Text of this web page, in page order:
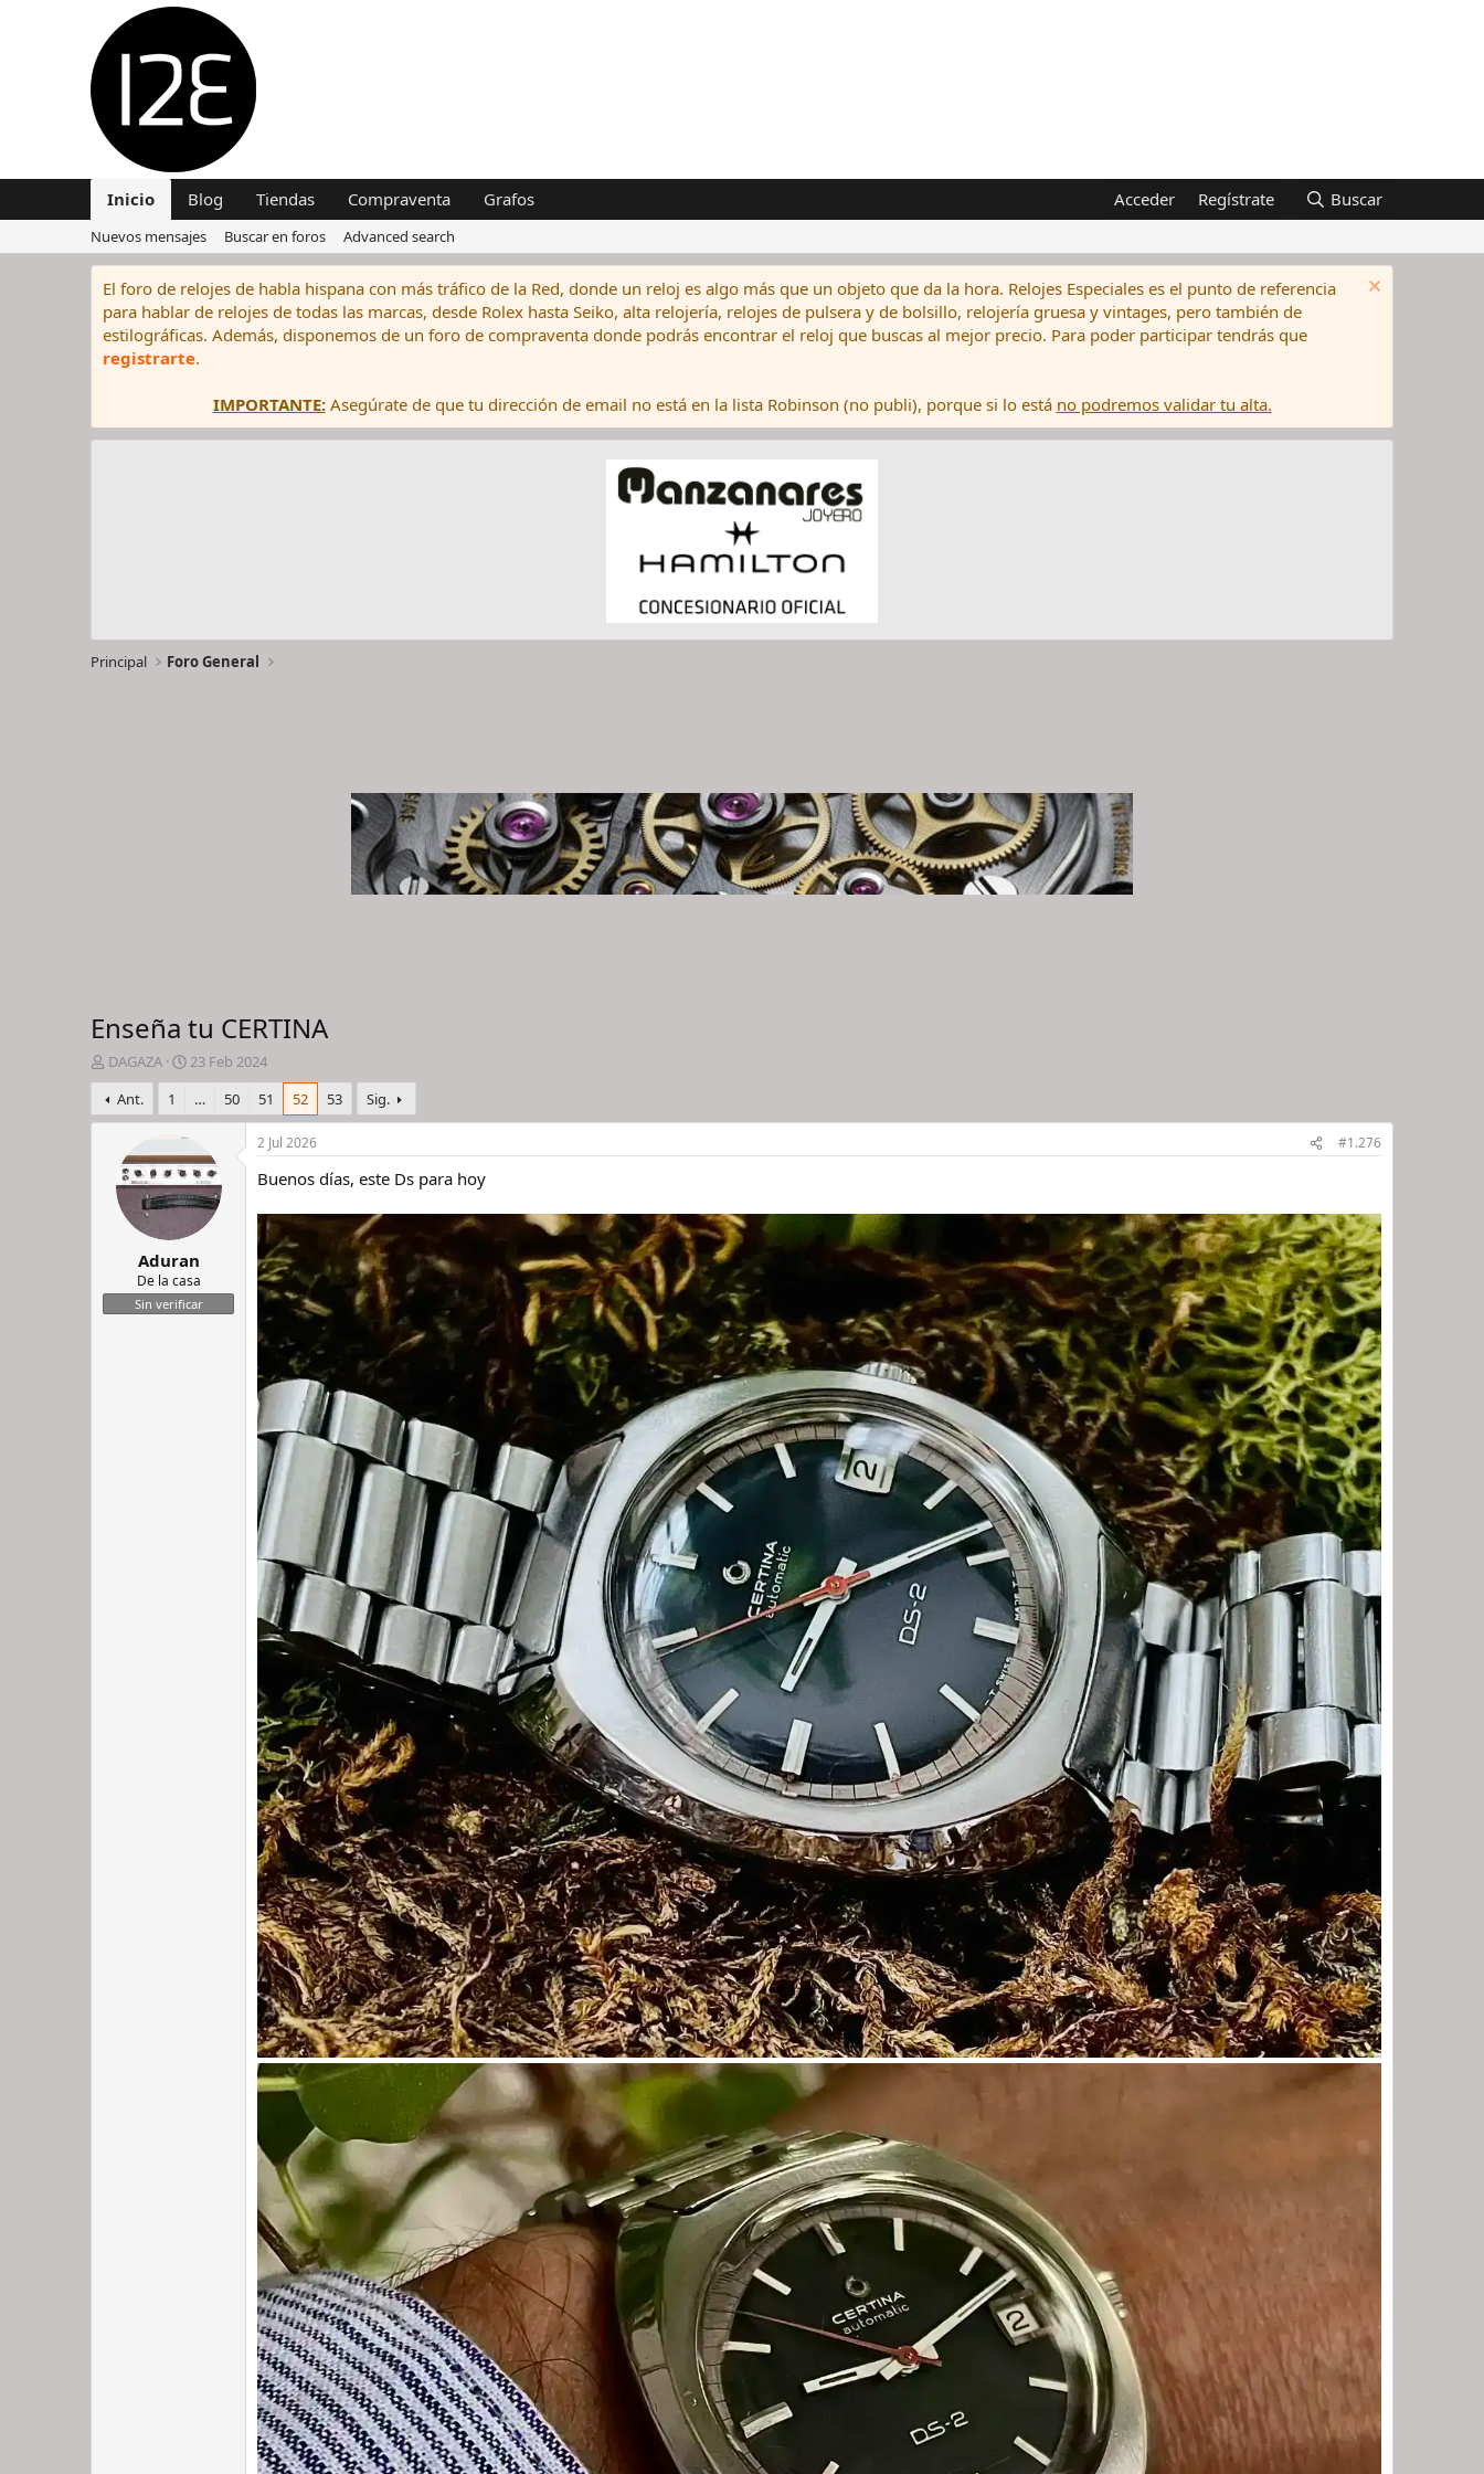
Inicio Blog Tiendas Compraventa Grafos Acceder Regístrate Buscar
Nuevos mensajes Buscar en foros Advanced search
El foro de relojes de habla hispana con más tráfico de la Red, donde un reloj es algo más que un objeto que da la hora. Relojes Especiales es el punto de referencia
para hablar de relojes de todas las marcas, desde Rolex hasta Seiko, alta relojería, relojes de pulsera y de bolsillo, relojería gruesa y vintages, pero también de
estilográficas. Además, disponemos de un foro de compraventa donde podrás encontrar el reloj que buscas al mejor precio. Para poder participar tendrás que
registrarte.
IMPORTANTE:Asegúrate de que tu dirección de email no está en la lista Robinson (no publi), porque si lo está no podremos validar tu alta.
Principal Foro General
Enseña tu CERTINA
I
n
i
c
h
i
DAGAZA
F
e
h
d
e
i
i
c
i
o
23 Feb 2024
Ant.
1 … 50 51 52 53 Sig.
Aduran
De la casa
Sin verificar
2 Jul 2026 #1.276
Buenos días, este Ds para hoy